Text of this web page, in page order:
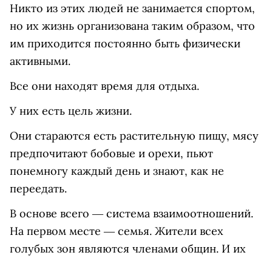
Никто из этих людей не занимается спортом,
но их жизнь организована таким образом, что
им приходится постоянно быть физически
активными.
Все они находят время для отдыха.
У них есть цель жизни.
Они стараются есть растительную пищу, мясу
предпочитают бобовые и орехи, пьют
понемногу каждый день и знают, как не
переедать.
В основе всего ― система взаимоотношений.
На первом месте ― семья. Жители всех
голубых зон являются членами общин. И их